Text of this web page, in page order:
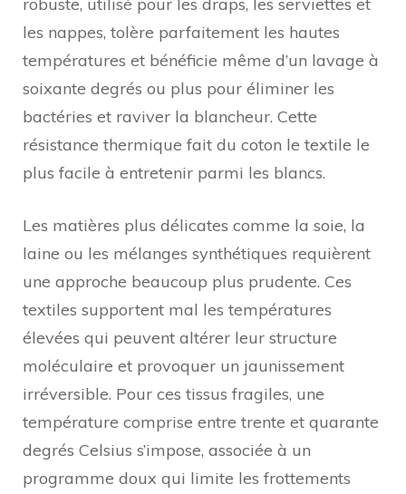
les nappes, tolère parfaitement les hautes
températures et bénéficie même d’un lavage à
soixante degrés ou plus pour éliminer les
bactéries et raviver la blancheur. Cette
résistance thermique fait du coton le textile le
plus facile à entretenir parmi les blancs.
Les matières plus délicates comme la soie, la
laine ou les mélanges synthétiques requièrent
une approche beaucoup plus prudente. Ces
textiles supportent mal les températures
élevées qui peuvent altérer leur structure
moléculaire et provoquer un jaunissement
irréversible. Pour ces tissus fragiles, une
température comprise entre trente et quarante
degrés Celsius s’impose, associée à un
programme doux qui limite les frottements